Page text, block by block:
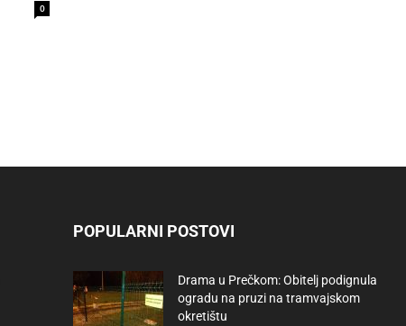
0
POPULARNI POSTOVI
Drama u Prečkom: Obitelj podignula
ogradu na pruzi na tramvajskom
okretištu